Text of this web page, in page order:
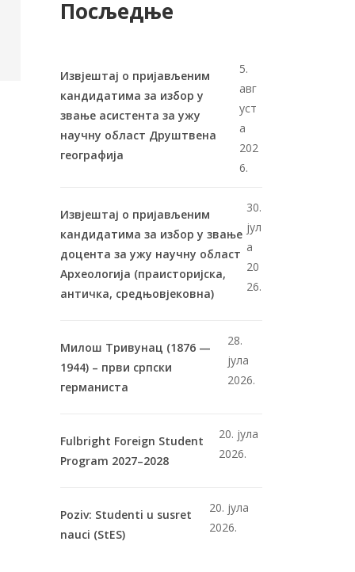
Посљедње
Извјештај о пријављеним
кандидатима за избор у
звање асистента за ужу
научну област Друштвена
географија
5.
авг
уст
а
202
6.
Извјештај о пријављеним
кандидатима за избор у звање
доцента за ужу научну област
Археологија (праисторијска,
античка, средњовјековна)
30.
јул
а
20
26.
Милош Тривунац (1876 —
1944) – први српски
германиста
28.
јула
2026.
Fulbright Foreign Student
Program 2027–2028
20. јула
2026.
Poziv: Studenti u susret
nauci (StES)
20. јула
2026.